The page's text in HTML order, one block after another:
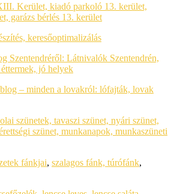
Kerület, kiadó parkoló 13. kerület,
garázs bérlés 13. kerület
keresőoptimalizálás
Szentendréről: Látnivalók Szentendrén,
jó helyek
– minden a lovakról: lófajták, lovak
szünetek, tavaszi szünet, nyári szünet,
szünet, munkanapok, munkaszüneti
fánkjai, szalagos fánk, túrófánk,